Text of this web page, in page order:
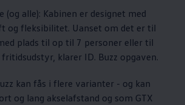
(og alle): Kabinen er designet med
og fleksibilitet. Uanset om det er til
plads til op til 7 personer eller til
klarer ID. Buzz opgaven.
kan fås i flere varianter - og kan
og lang akselafstand og som GTX